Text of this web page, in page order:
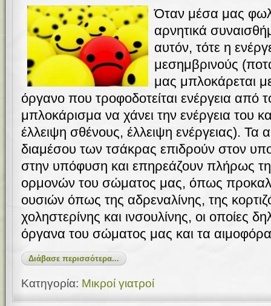
Όταν μέσα μας
αρνητικά
αυτόν, τότε η
μεσημβρινούς
μας μπλοκάρεται
όργανο που τροφοδοτείται ενέργεια από
μπλοκάρισμα να χάνει την ενέργεια του
έλλειψη σθένους, έλλειψη ενέργειας). Τα
διαμέσου των τσάκρας επιδρούν στον
στην υπόφυση και επηρεάζουν πλήρως
ορμονών του σώματος μας, όπως
ουσιών όπως της αδρεναλίνης, της
χοληστερίνης και ινσουλίνης, οι οποίες
όργανα του σώματος μας και τα
Διάβασε περισσότερα...
Κατηγορία: Μικροί γιατροί